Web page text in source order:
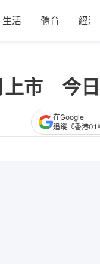
生活 體育 經濟
上市 今
在Google
追蹤《香港01》